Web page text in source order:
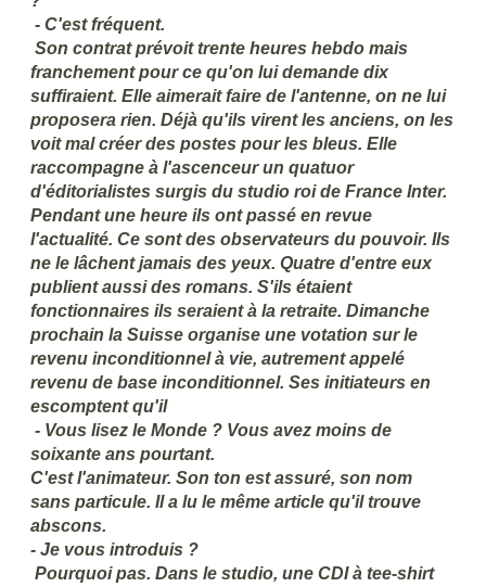
- C'est fréquent.
Son contrat prévoit trente heures hebdo mais
franchement pour ce qu'on lui demande dix
suffiraient. Elle aimerait faire de l'antenne, on ne lui
proposera rien. Déjà qu'ils virent les anciens, on les
voit mal créer des postes pour les bleus. Elle
raccompagne à l'ascenceur un quatuor
d'éditorialistes surgis du studio roi de France Inter.
Pendant une heure ils ont passé en revue
l'actualité. Ce sont des observateurs du pouvoir. Ils
ne le lâchent jamais des yeux. Quatre d'entre eux
publient aussi des romans. S'ils étaient
fonctionnaires ils seraient à la retraite. Dimanche
prochain la Suisse organise une votation sur le
revenu inconditionnel à vie, autrement appelé
revenu de base inconditionnel. Ses initiateurs en
escomptent qu'il
- Vous lisez le Monde ? Vous avez moins de
soixante ans pourtant.
C'est l'animateur. Son ton est assuré, son nom
sans particule. Il a lu le même article qu'il trouve
abscons.
- Je vous introduis ?
Pourquoi pas. Dans le studio, une CDI à tee-shirt